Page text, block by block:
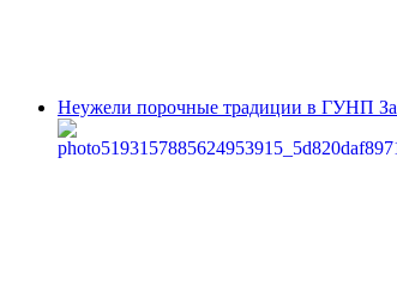
Неужели порочные традиции в ГУНП